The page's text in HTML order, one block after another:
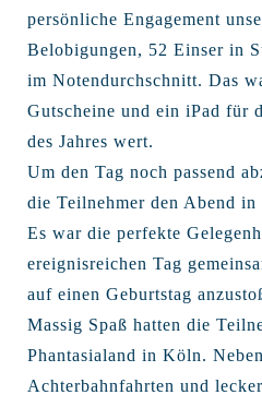
persönliche Engagement
Belobigungen, 52 Einser in
im Notendurchschnitt. Das
Gutscheine und ein iPad für
des Jahres wert.
Um den Tag noch passend
die Teilnehmer den Abend
Es war die perfekte
ereignisreichen Tag
auf einen Geburtstag
Massig Spaß hatten die
Phantasialand in Köln.
Achterbahnfahrten und